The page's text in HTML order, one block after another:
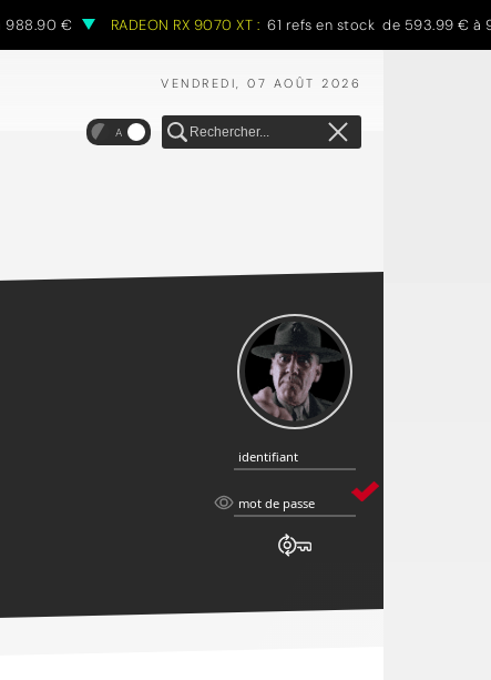
€ RADEON RX 9070 XT : 61 refs en stock de 593.99 € à
VENDREDI, 07 AOÛT 2026
A
identifiant
identifiant
mot
mot de passe